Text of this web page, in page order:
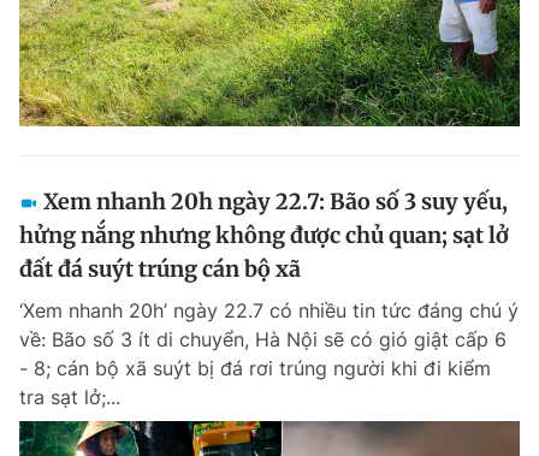
Xem nhanh 20h ngày 22.7: Bão số 3 suy yếu,
hửng nắng nhưng không được chủ quan; sạt lở
đất đá suýt trúng cán bộ xã
‘Xem nhanh 20h’ ngày 22.7 có nhiều tin tức đáng chú ý
về: Bão số 3 ít di chuyển, Hà Nội sẽ có gió giật cấp 6
- 8; cán bộ xã suýt bị đá rơi trúng người khi đi kiểm
tra sạt lở;...